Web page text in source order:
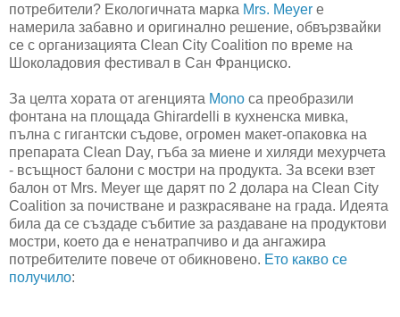
потребители? Екологичната марка Mrs. Meyer е
намерила забавно и оригинално решение, обвързвайки
се с организацията Clean City Coalition по време на
Шоколадовия фестивал в Сан Франциско.
За целта хората от агенцията Mono са преобразили
фонтана на площада Ghirardelli в кухненска мивка,
пълна с гигантски съдове, огромен макет-опаковка на
препарата Clean Day, гъба за миене и хиляди мехурчета
- всъщност балони с мостри на продукта. За всеки взет
балон от Mrs. Meyer ще дарят по 2 долара на Clean City
Coalition за почистване и разкрасяване на града. Идеята
била да се създаде събитие за раздаване на продуктови
мостри, което да е ненатрапчиво и да ангажира
потребителите повече от обикновено. Ето какво се
получило: